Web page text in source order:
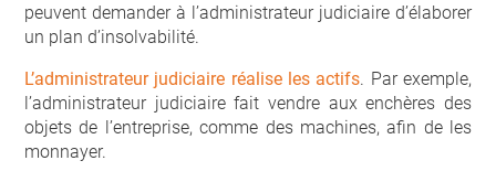
peuvent demander à l’administrateur judiciaire d’élaborer
un plan d’insolvabilité.
L’administrateur judiciaire réalise les actifs. Par exemple,
l’administrateur judiciaire fait vendre aux enchères des
objets de l’entreprise, comme des machines, afin de les
monnayer.